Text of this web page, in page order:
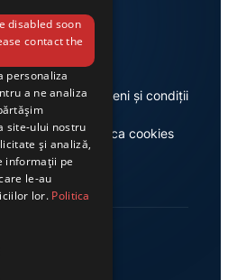
Termeni și condiții
Politica cookies
disabled soon
contact the
personaliza
a ne analiza
site-ului nostru
și analiză,
informații pe
le-au
lor. Politica